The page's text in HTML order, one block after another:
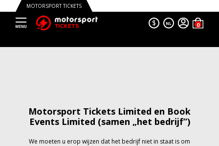
MOTORSPORT TICKETS
$ NL
Motorsport Tickets Limited en Book
Events Limited (samen „het bedrijf”)
We moeten u erop wijzen dat het bedrijf niet in staat is om